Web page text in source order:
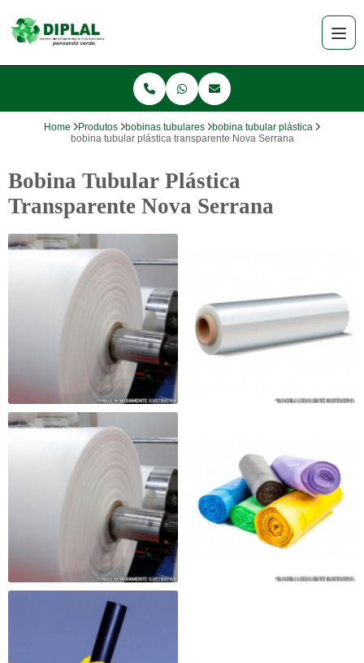
Home Produtos bobinas tubulares
bobina tubular plástica
bobina tubular plástica transparente Nova Serrana
Bobina Tubular Plástica
Transparente Nova Serrana